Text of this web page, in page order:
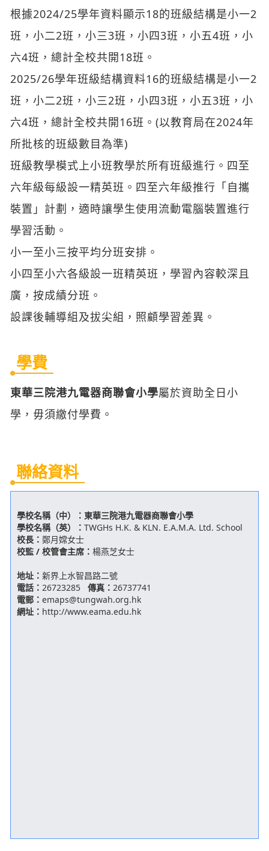
根據2024/25學年資料顯示18的班級結構是小一2
班，小二2班，小三3班，小四3班，小五4班，小
六4班，總計全校共開18班。
2025/26學年班級結構資料16的班級結構是小一2
班，小二2班，小三2班，小四3班，小五3班，小
六4班，總計全校共開16班。(以教育局在2024年
所批核的班級數目為準)
班級教學模式上小班教學於所有班級進行。四至
六年級每級設一精英班。四至六年級推行「自攜
裝置」計劃，適時讓學生使用流動電腦裝置進行
學習活動。
小一至小三按平均分班安排。
小四至小六各級設一班精英班，學習內容較深且
廣，按成績分班。
設課後輔導組及拔尖組，照顧學習差異。
學費
東華三院港九電器商聯會小學屬於資助全日小
學，毋須繳付學費。
聯絡資料
學校名稱（中）： 東華三院港九電器商聯會小學
學校名稱（英）： TWGHs H.K. & KLN. E.A.M.A. Ltd. School
校長： 鄭月嫦女士
校監 / 校管會主席： 楊燕芝女士
地址： 新界上水智昌路二號
電話： 26723285 傳真： 26737741
電郵： emaps@tungwah.org.hk
網址： http://www.eama.edu.hk